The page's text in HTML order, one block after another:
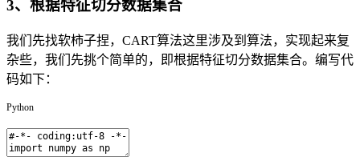
3、根据特征切分数据集合
我们先找软柿子捏，CART算法这里涉及到算法，实现起来复
杂些，我们先挑个简单的，即根据特征切分数据集合。编写代
码如下：
Python